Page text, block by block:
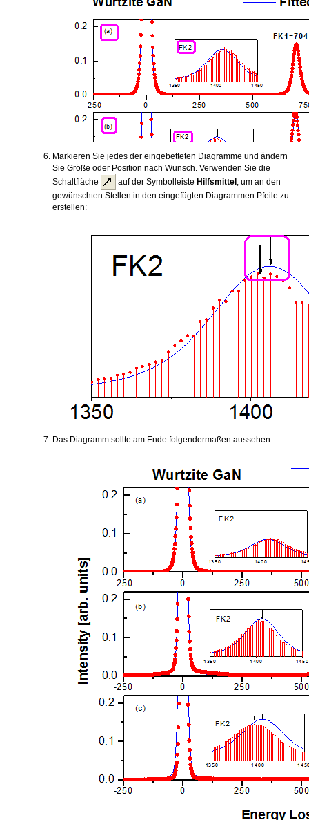
Markieren Sie jedes der eingebetteten Diagramme und ändern
Sie Größe oder Position nach Wunsch. Verwenden Sie die
Schaltfläche
auf der Symbolleiste Hilfsmittel , um an den
gewünschten Stellen in den eingefügten Diagrammen Pfeile zu
erstellen:
Das Diagramm sollte am Ende folgendermaßen aussehen: